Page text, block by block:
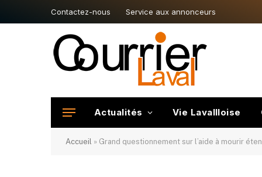
Contactez-nous Service aux annonceurs
Actualités Vie Lavallloise
Accueil » Grand questionnement sur l’aide à mourir